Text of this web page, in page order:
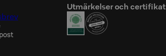
Utmärkelser och certifikat